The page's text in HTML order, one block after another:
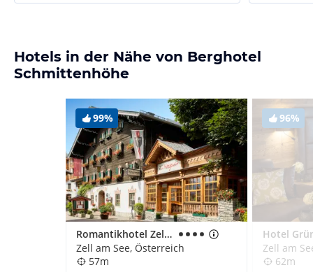
Hotels in der Nähe von Berghotel
Schmittenhöhe
99%
Romantikhotel Zell Am See
Zell am See, Österreich
57m
96%
Hotel
Zell am
62m